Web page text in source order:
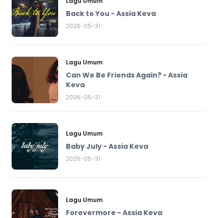
Back to You - Assia Keva
2026-05-31
Lagu Umum
Can We Be Friends Again? - Assia
Keva
2026-05-31
Lagu Umum
Baby July - Assia Keva
2026-05-31
Lagu Umum
Forevermore - Assia Keva